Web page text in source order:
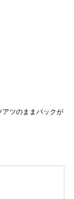
ツのままパックが